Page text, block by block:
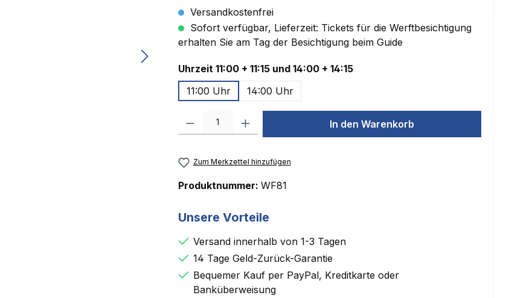
Versandkostenfrei
Sofort verfügbar, Lieferzeit: Tickets für die Werftbesichtigung
erhalten Sie am Tag der Besichtigung beim Guide
Uhrzeit 11:00 + 11:15 und 14:00 + 14:15auswählen
11:00 Uhr
14:00 Uhr
Produkt Anzahl: Gib den gewünschten Wert ein oder benutze die Schaltflächen
In den Warenkorb
Zum Merkzettel hinzufügen
Produktnummer: WF81
Unsere Vorteile
Versand innerhalb von 1-3 Tagen
14 Tage Geld-Zurück-Garantie
Bequemer Kauf per PayPal, Kreditkarte oder
Banküberweisung